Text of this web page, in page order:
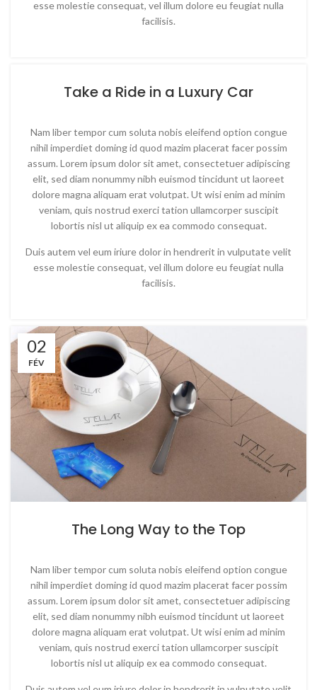
esse molestie consequat, vel illum dolore eu feugiat nulla
facilisis.
Take a Ride in a Luxury Car
Nam liber tempor cum soluta nobis eleifend option congue
nihil imperdiet doming id quod mazim placerat facer possim
assum. Lorem ipsum dolor sit amet, consectetuer adipiscing
elit, sed diam nonummy nibh euismod tincidunt ut laoreet
dolore magna aliquam erat volutpat. Ut wisi enim ad minim
veniam, quis nostrud exerci tation ullamcorper suscipit
lobortis nisl ut aliquip ex ea commodo consequat.
Duis autem vel eum iriure dolor in hendrerit in vulputate velit
esse molestie consequat, vel illum dolore eu feugiat nulla
facilisis.
02
FÉV
The Long Way to the Top
Nam liber tempor cum soluta nobis eleifend option congue
nihil imperdiet doming id quod mazim placerat facer possim
assum. Lorem ipsum dolor sit amet, consectetuer adipiscing
elit, sed diam nonummy nibh euismod tincidunt ut laoreet
dolore magna aliquam erat volutpat. Ut wisi enim ad minim
veniam, quis nostrud exerci tation ullamcorper suscipit
lobortis nisl ut aliquip ex ea commodo consequat.